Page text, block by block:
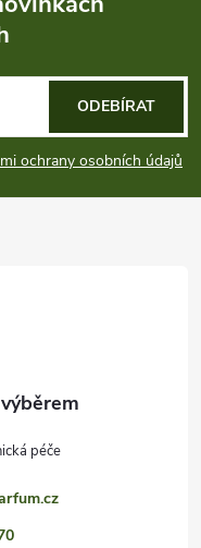
ochrany osobních údajů
ODEBÍRAT